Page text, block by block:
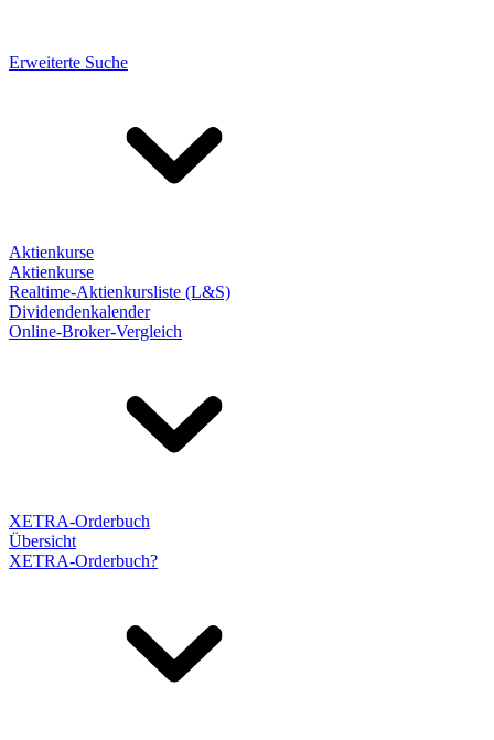
Erweiterte Suche
Aktienkurse
Aktienkurse
Realtime-Aktienkursliste (L&S)
Dividendenkalender
Online-Broker-Vergleich
XETRA-Orderbuch
Übersicht
XETRA-Orderbuch?